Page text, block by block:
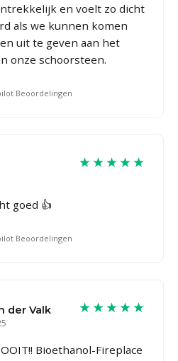
en voelt zo dicht
als we kunnen komen
uit te geven aan het
onze schoorsteen.
Beoordelingen
★★★★★
goed 👍
Beoordelingen
der Valk
★★★★★
OOIT!! Bioethanol-Fireplace